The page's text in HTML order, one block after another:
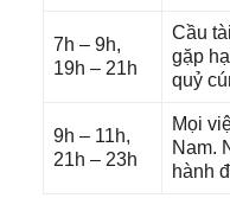
7h – 9h,
19h – 21h
Cầu
ɡặp
quỷ
9h – 11h,
21h – 23h
Mọi
Nam.
hành